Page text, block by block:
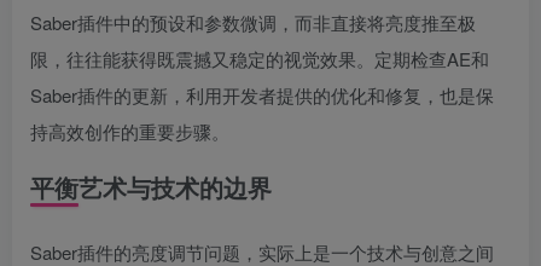
Saber插件中的预设和参数微调，而非直接将亮度推至极
限，往往能获得既震撼又稳定的视觉效果。定期检查AE和
Saber插件的更新，利用开发者提供的优化和修复，也是保
持高效创作的重要步骤。
平衡艺术与技术的边界
Saber插件的亮度调节问题，实际上是一个技术与创意之间